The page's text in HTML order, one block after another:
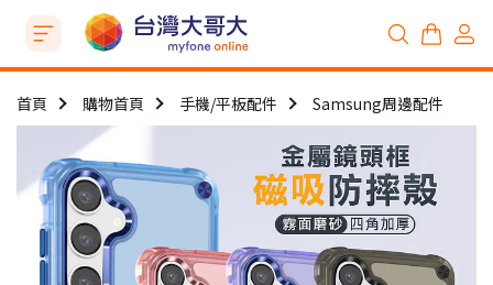
首頁 購物首頁 手機/平板配件 Samsung周邊配件